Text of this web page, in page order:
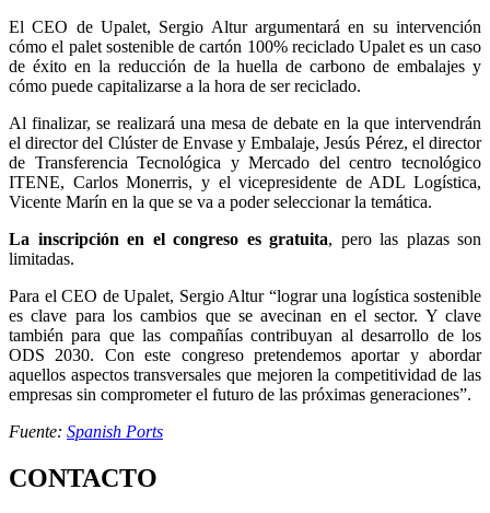
El CEO de Upalet, Sergio Altur argumentará en su intervención
cómo el palet sostenible de cartón 100% reciclado Upalet es un caso
de éxito en la reducción de la huella de carbono de embalajes y
cómo puede capitalizarse a la hora de ser reciclado.
Al finalizar, se realizará una mesa de debate en la que intervendrán
el director del Clúster de Envase y Embalaje, Jesús Pérez, el director
de Transferencia Tecnológica y Mercado del centro tecnológico
ITENE, Carlos Monerris, y el vicepresidente de ADL Logística,
Vicente Marín en la que se va a poder seleccionar la temática.
La inscripción en el congreso es gratuita, pero las plazas son
limitadas.
Para el CEO de Upalet, Sergio Altur “lograr una logística sostenible
es clave para los cambios que se avecinan en el sector. Y clave
también para que las compañías contribuyan al desarrollo de los
ODS 2030. Con este congreso pretendemos aportar y abordar
aquellos aspectos transversales que mejoren la competitividad de las
empresas sin comprometer el futuro de las próximas generaciones”.
Fuente: Spanish Ports
CONTACTO